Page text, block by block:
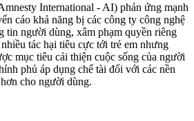
International - AI) phản ứng mạnh
cáo khả năng bị các công ty công nghệ
tin người dùng, xâm phạm quyền riêng
tác hại tiêu cực tới trẻ em nhưng
mục tiêu cải thiện cuộc sống của người
phủ áp dụng chế tài đối với các nền
cho người dùng.